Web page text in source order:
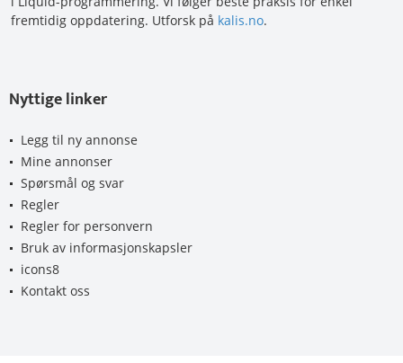
fremtidig oppdatering. Utforsk på kalis.no.
Nyttige linker
Legg til ny annonse
Mine annonser
Spørsmål og svar
Regler
Regler for personvern
Bruk av informasjonskapsler
icons8
Kontakt oss